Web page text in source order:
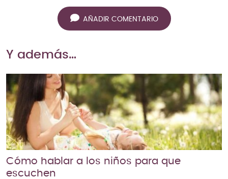
AÑADIR COMENTARIO
Y además…
Cómo hablar a los niños para que
escuchen